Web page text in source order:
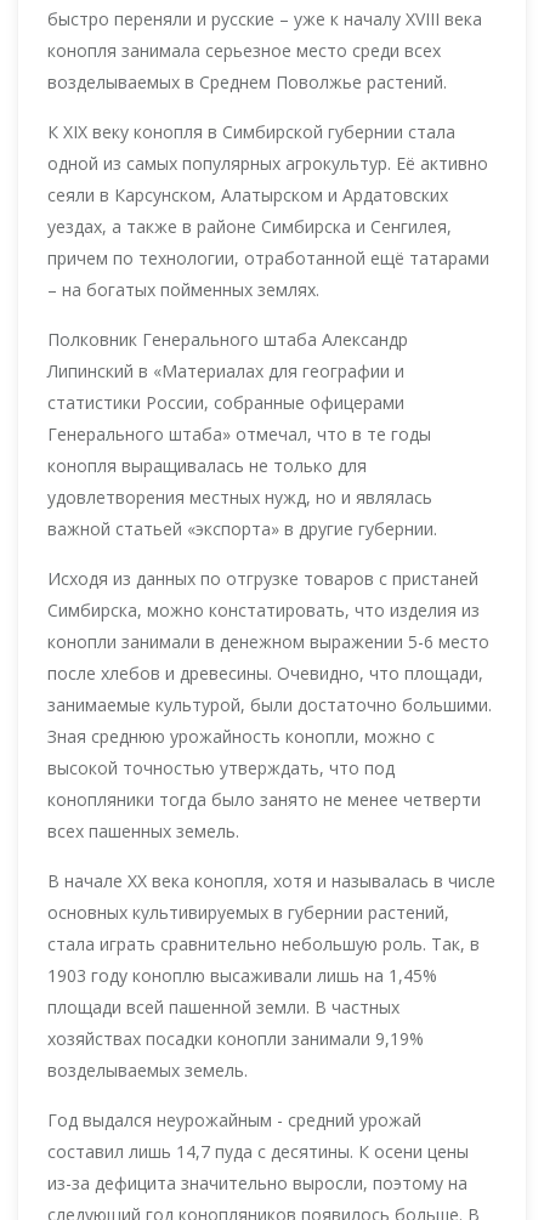
быстро переняли и русские – уже к началу XVIII века
конопля занимала серьезное место среди всех
возделываемых в Среднем Поволжье растений.
К XIX веку конопля в Симбирской губернии стала
одной из самых популярных агрокультур. Её активно
сеяли в Карсунском, Алатырском и Ардатовских
уездах, а также в районе Симбирска и Сенгилея,
причем по технологии, отработанной ещё татарами
– на богатых пойменных землях.
Полковник Генерального штаба Александр
Липинский в «Материалах для географии и
статистики России, собранные офицерами
Генерального штаба» отмечал, что в те годы
конопля выращивалась не только для
удовлетворения местных нужд, но и являлась
важной статьей «экспорта» в другие губернии.
Исходя из данных по отгрузке товаров с пристаней
Симбирска, можно констатировать, что изделия из
конопли занимали в денежном выражении 5-6 место
после хлебов и древесины. Очевидно, что площади,
занимаемые культурой, были достаточно большими.
Зная среднюю урожайность конопли, можно с
высокой точностью утверждать, что под
конопляники тогда было занято не менее четверти
всех пашенных земель.
В начале XX века конопля, хотя и называлась в числе
основных культивируемых в губернии растений,
стала играть сравнительно небольшую роль. Так, в
1903 году коноплю высаживали лишь на 1,45%
площади всей пашенной земли. В частных
хозяйствах посадки конопли занимали 9,19%
возделываемых земель.
Год выдался неурожайным - средний урожай
составил лишь 14,7 пуда с десятины. К осени цены
из-за дефицита значительно выросли, поэтому на
следующий год конопляников появилось больше. В